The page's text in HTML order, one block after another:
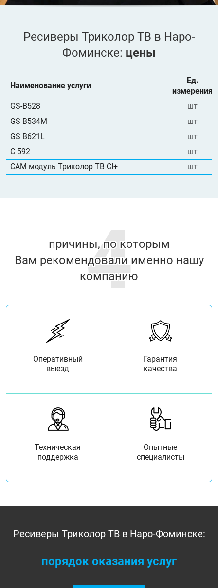
Ресиверы Триколор ТВ в Наро-
Фоминске: цены
Наименование услуги
Ед.
измерения
GS-B528
шт
GS-B534M
шт
GS B621L
шт
С 592
шт
CAM модуль Триколор ТВ CI+
шт
4
причины, по которым
Вам рекомендовали именно нашу
компанию
Оперативный
выезд
Гарантия
качества
Техническая
поддержка
Опытные
специалисты
Ресиверы Триколор ТВ в Наро-Фоминске:
порядок оказания услуг